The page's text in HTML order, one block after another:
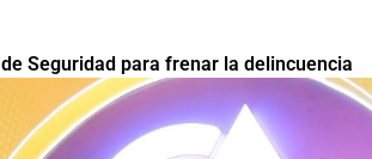
Seguridad para frenar la delincuencia